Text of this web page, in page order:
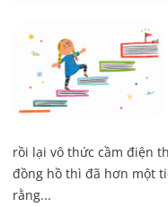
rồi lại vô thức cầm điện
đồng hồ thì đã hơn một
rằng...